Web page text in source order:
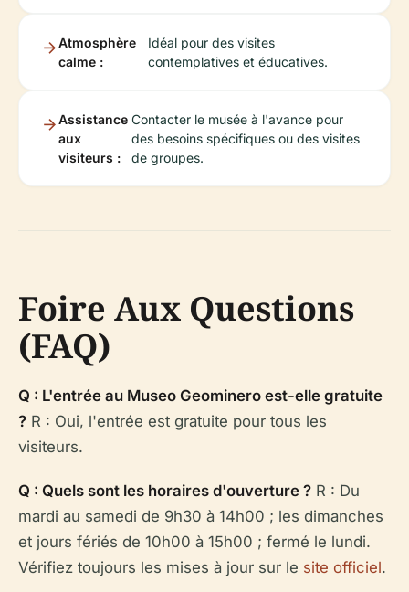
Atmosphère
calme :
Idéal pour des visites
contemplatives et éducatives.
Assistance
aux
visiteurs :
Contacter le musée à l'avance pour
des besoins spécifiques ou des visites
de groupes.
Foire Aux Questions
(FAQ)
Q : L'entrée au Museo Geominero est-elle gratuite
? R : Oui, l'entrée est gratuite pour tous les
visiteurs.
Q : Quels sont les horaires d'ouverture ? R : Du
mardi au samedi de 9h30 à 14h00 ; les dimanches
et jours fériés de 10h00 à 15h00 ; fermé le lundi.
Vérifiez toujours les mises à jour sur le site officiel.